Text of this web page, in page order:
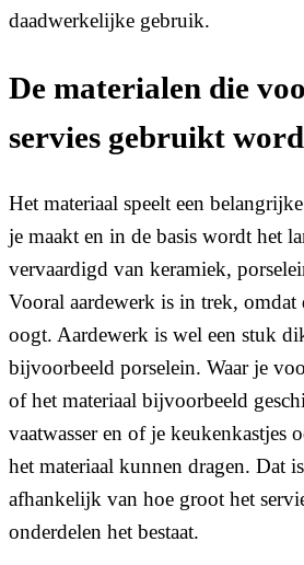
daadwerkelijke gebruik.
De materialen die
servies gebruikt
Het materiaal speelt een
je maakt en in de basis wordt het
vervaardigd van keramiek,
Vooral aardewerk is in trek,
oogt. Aardewerk is wel een stuk
bijvoorbeeld porselein. Waar je
of het materiaal bijvoorbeeld
vaatwasser en of je keukenkastjes
het materiaal kunnen dragen. Dat
afhankelijk van hoe groot het
onderdelen het bestaat.